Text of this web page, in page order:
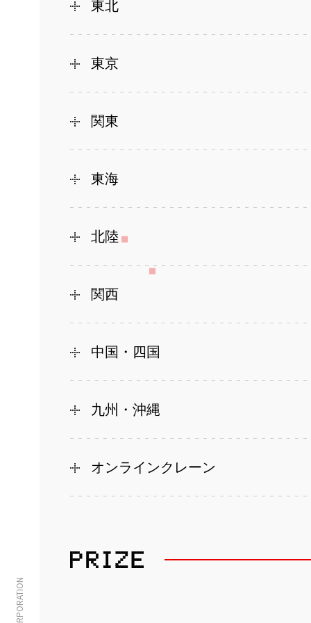
東北
東京
関東
東海
北陸
関西
中国・四国
九州・沖縄
オンラインクレーン